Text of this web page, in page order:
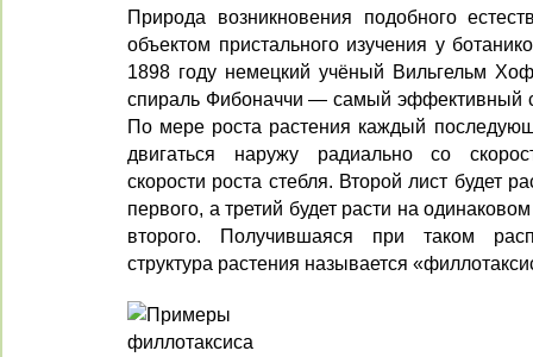
Природа возникновения подобного
объектом пристального изучения у
1898 году немецкий учёный Вильгельм
спираль Фибоначчи — самый эффективный
По мере роста растения каждый
двигаться наружу радиально со
скорости роста стебля. Второй лист будет
первого, а третий будет расти на
второго. Получившаяся при таком
структура растения называется